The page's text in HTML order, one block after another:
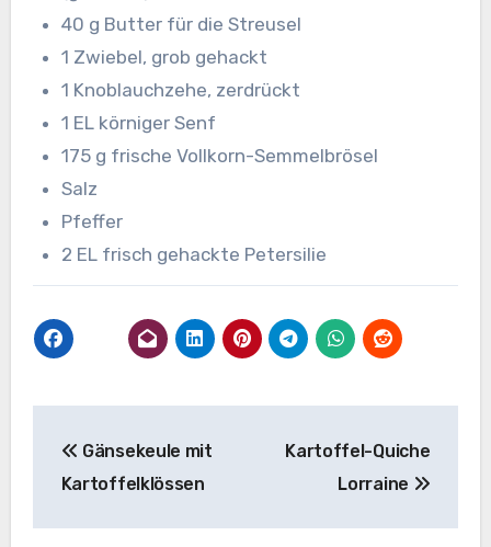
40 g Butter für die Streusel
1 Zwiebel, grob gehackt
1 Knoblauchzehe, zerdrückt
1 EL körniger Senf
175 g frische Vollkorn-Semmelbrösel
Salz
Pfeffer
2 EL frisch gehackte Petersilie
Gänsekeule mit
Kartoffelklössen
Kartoffel-Quiche
Lorraine